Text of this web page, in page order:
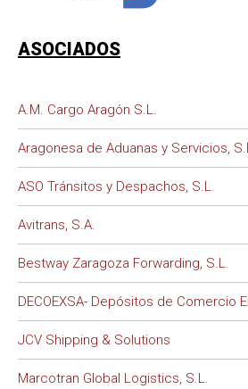
ASOCIADOS
A.M. Cargo Aragón S.L.
Aragonesa de Aduanas y Servicios,
ASO Tránsitos y Despachos, S.L.
Avitrans, S.A.
Bestway Zaragoza Forwarding, S.L.
DECOEXSA- Depósitos de Comercio
JCV Shipping & Solutions
Marcotran Global Logistics, S.L.